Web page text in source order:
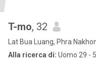
T-mo, 32
Lat Bua Luang, Phra
Alla ricerca di: Uomo 29 -